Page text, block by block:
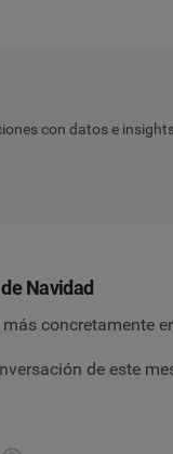
con datos e
Navidad
concretamente
de este